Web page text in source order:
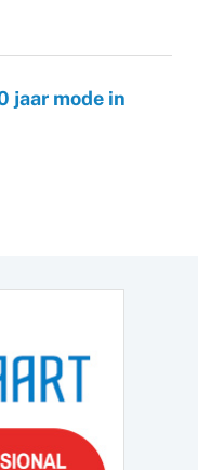
jaar mode in